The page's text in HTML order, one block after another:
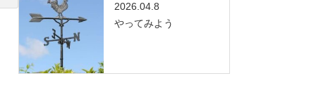
2026.04.8
やってみよう